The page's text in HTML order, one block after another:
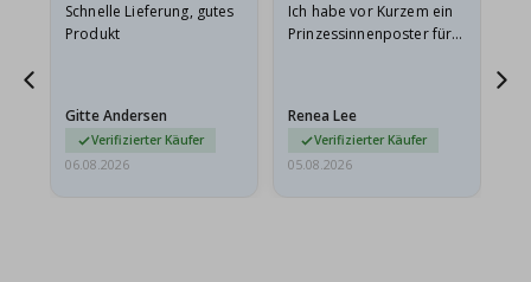
Schnelle Lieferung, gutes
Produkt
Gitte Andersen
Verifizierter Käufer
06.08.2026
Ich habe vor Kurzem ein
Prinzessinnenposter für
beschädigt…
Renea Lee
Verifizierter Käufer
05.08.2026